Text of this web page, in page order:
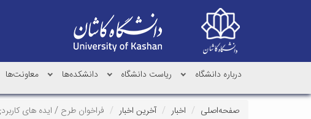
درباره دانشگاه ریاست دانشگاه دانشکده‌ها معاونت‌ها
صفحه‌اصلی اخبار آخرین اخبار فراخوان طرح / ایده های